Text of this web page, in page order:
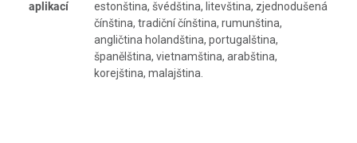
aplikací
estonština, švédština, litevština, zjednodušená
čínština, tradiční čínština, rumunština,
angličtina holandština, portugalština,
španělština, vietnamština, arabština,
korejština, malajština.